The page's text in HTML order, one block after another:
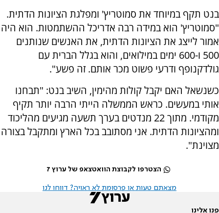
בנט תקף במיוחד את סמוטריץ' ומפלגת הציונות הדתית.
"סמוטריץ' הוא במידה רבה אדריכל ההשתמטות. הוא היה
אמור לייצג את הציונות הדתית, את האנשים שנותנים
500 ו-600 ימים במילואים, והוא בגלל הברית עם
גולדקנופף ודרעי פשוט מכר אותם. זה פשע".
כשנשאל האם יקבל קולות מהימין, השיב בנט: "תבחנו
אותי במעשים. כראש הממשלה הייתי הרבה יותר תקיף
מקודמי. מתוך 22 מנדטים בערך תשעה מגיעים מהליכוד
ומהציונות הדתית. אני מסתובב בכל הארץ ומתקבל בצורה
מצוינת".
הצטרפו לקבוצת הוואטצאפ של ערוץ 7
מצאתם טעות או פרסומת לא ראויה? דווחו לנו
פנו אלינו